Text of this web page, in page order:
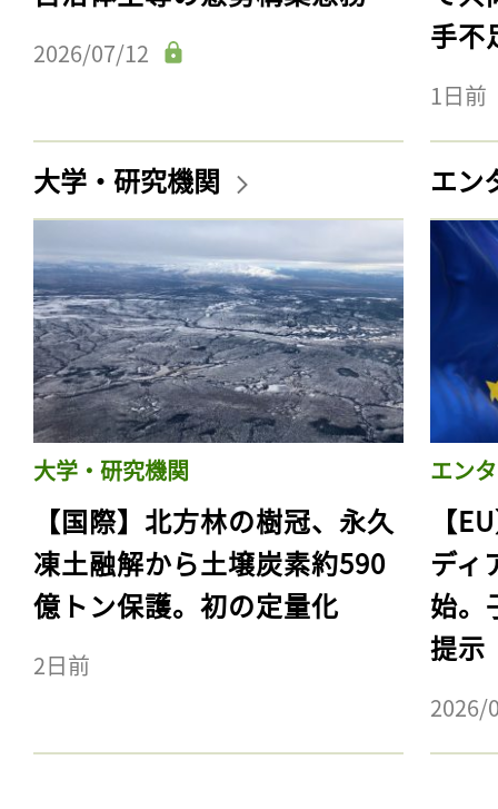
2026/07/12
手不
1日前
大学・研究機関
大学・研究機関
【国際】北方林の樹冠、永久
凍土融解から土壌炭素約590
億トン保護。初の定量化
2日前
エン
エン
【
ディ
始。
提示
2026/